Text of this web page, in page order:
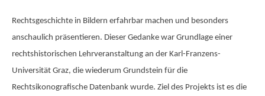
Rechtsgeschichte in Bildern erfahrbar machen und besonders
anschaulich präsentieren. Dieser Gedanke war Grundlage einer
rechtshistorischen Lehrveranstaltung an der Karl-Franzens-
Universität Graz, die wiederum Grundstein für die
Rechtsikonografische Datenbank wurde. Ziel des Projekts ist es die